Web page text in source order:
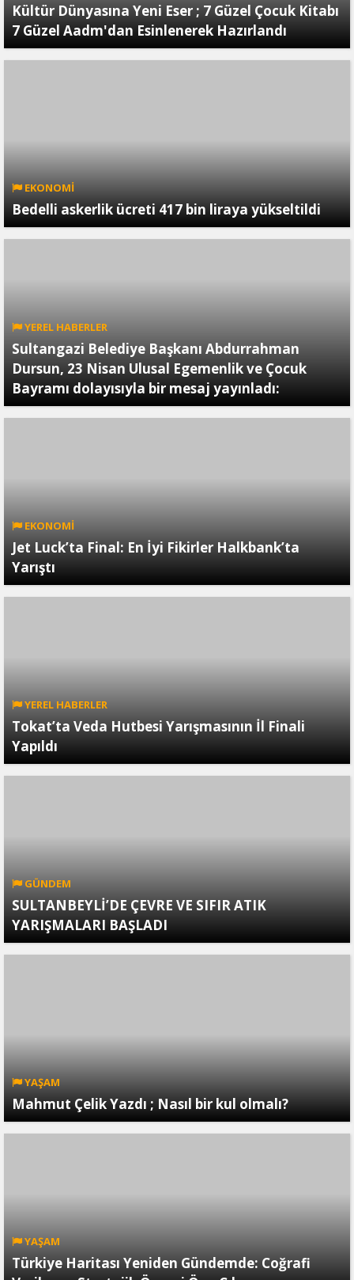
Kültür Dünyasına Yeni Eser ; 7 Güzel Çocuk Kitabı
7 Güzel Aadm'dan Esinlenerek Hazırlandı
EKONOMİ
Bedelli askerlik ücreti 417 bin liraya yükseltildi
YEREL HABERLER
Sultangazi Belediye Başkanı Abdurrahman
Dursun, 23 Nisan Ulusal Egemenlik ve Çocuk
Bayramı dolayısıyla bir mesaj yayınladı:
EKONOMİ
Jet Luck’ta Final: En İyi Fikirler Halkbank’ta
Yarıştı
YEREL HABERLER
Tokat’ta Veda Hutbesi Yarışmasının İl Finali
Yapıldı
GÜNDEM
SULTANBEYLİ’DE ÇEVRE VE SIFIR ATIK
YARIŞMALARI BAŞLADI
YAŞAM
Mahmut Çelik Yazdı ; Nasıl bir kul olmalı?
YAŞAM
Türkiye Haritası Yeniden Gündemde: Coğrafi